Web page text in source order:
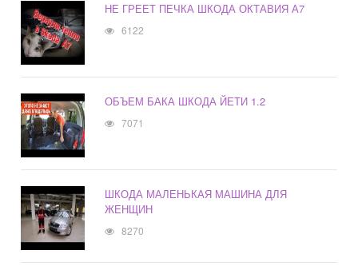
НЕ ГРЕЕТ ПЕЧКА ШКОДА ОКТАВИЯ А7
6122
ОБЪЕМ БАКА ШКОДА ЙЕТИ 1.2
7071
ШКОДА МАЛЕНЬКАЯ МАШИНА ДЛЯ
ЖЕНЩИН
8270